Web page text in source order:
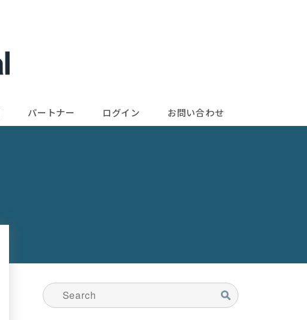
パートナー ログイン お問い合わせ
検索